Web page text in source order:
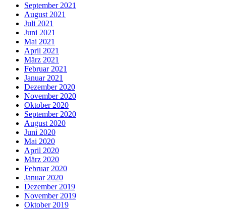
September 2021
August 2021
Juli 2021
Juni 2021
Mai 2021
April 2021
März 2021
Februar 2021
Januar 2021
Dezember 2020
November 2020
Oktober 2020
September 2020
August 2020
Juni 2020
Mai 2020
April 2020
März 2020
Februar 2020
Januar 2020
Dezember 2019
November 2019
Oktober 2019